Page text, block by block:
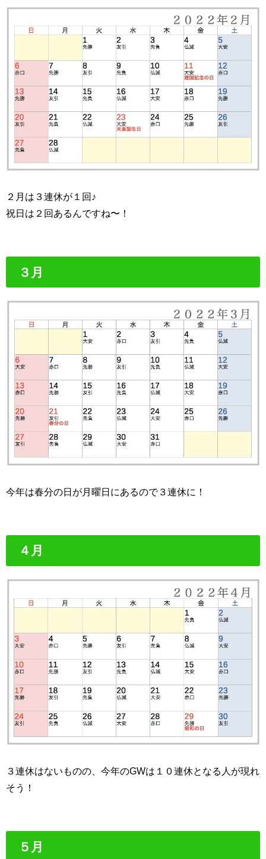
２月は３連休が１回♪
祝日は２回あるんですね〜！
３月
今年は春分の日が月曜日にあるので３連休に！
４月
３連休はないものの、今年のGWは１０連休となる人が現れ
そう！
５月